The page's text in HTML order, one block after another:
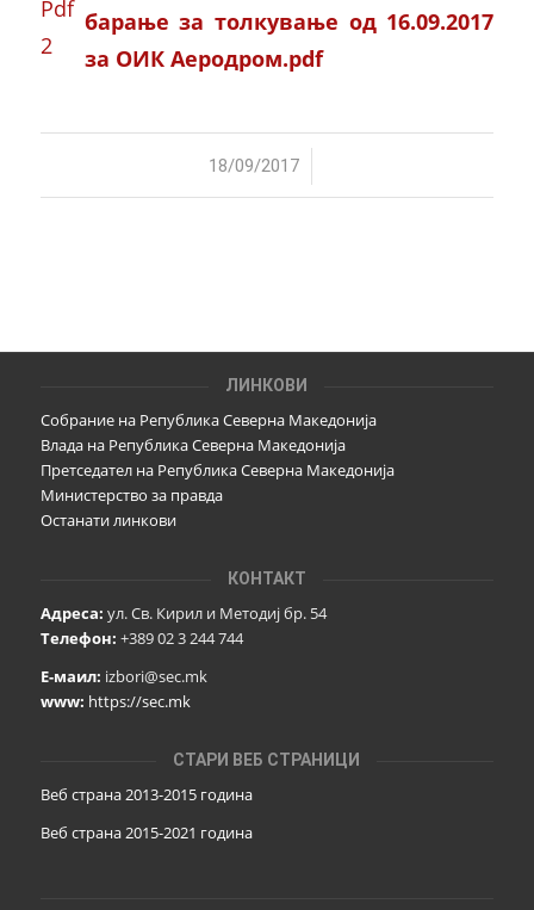
барање за толкување од 16.09.2017
за ОИК Аеродром.pdf
18/09/2017
/
ЛИНКОВИ
Собрание на Република Северна Македонија
Влада на Република Северна Македонија
Претседател на Република Северна Македонија
Министерство за правда
Останати линкови
КОНТАКТ
Адреса: ул. Св. Кирил и Методиј бр. 54
Телефон: +389 02 3 244 744
Е-маил: izbori@sec.mk
www: https://sec.mk
СТАРИ ВЕБ СТРАНИЦИ
Веб страна 2013-2015 година
Веб страна 2015-2021 година